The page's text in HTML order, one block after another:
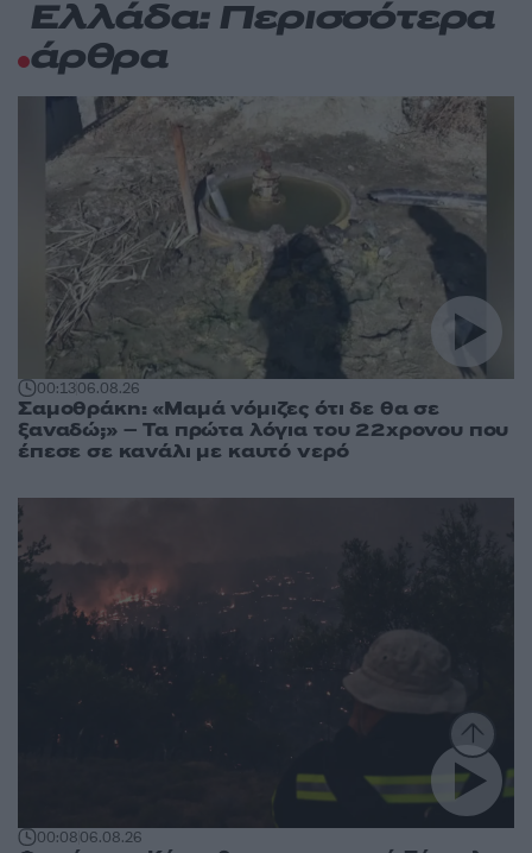
Ελλάδα: Περισσότερα
άρθρα
00:1306.08.26
Σαμοθράκη: «Μαμά νόμιζες ότι δε θα σε
ξαναδώ;» – Τα πρώτα λόγια του 22χρονου που
έπεσε σε κανάλι με καυτό νερό
00:0806.08.26